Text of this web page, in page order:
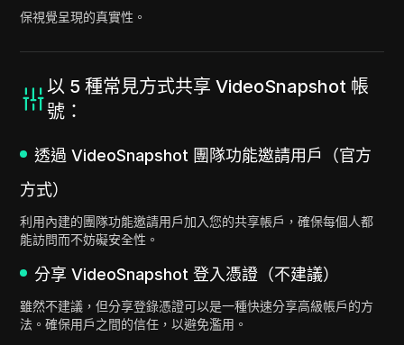
保視覺呈現的真實性。
以 5 種常見方式共享 VideoSnapshot 帳
號：
透過 VideoSnapshot 團隊功能邀請用戶（官方
方式）
利用內建的團隊功能邀請用戶加入您的共享帳戶，確保每個人都
能訪問而不妨礙安全性。
分享 VideoSnapshot 登入憑證（不建議）
雖然不建議，但分享登錄憑證可以是一種快速分享高級帳戶的方
法。確保用戶之間的信任，以避免濫用。